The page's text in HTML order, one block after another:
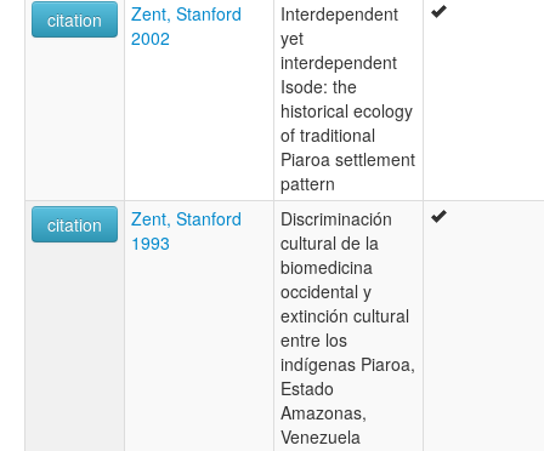
citation
Zent, Stanford
2002
Interdependent
yet
interdependent
Isode: the
historical ecology
of traditional
Piaroa settlement
pattern
citation
Zent, Stanford
1993
Discriminación
cultural de la
biomedicina
occidental y
extinción cultural
entre los
indígenas Piaroa,
Estado
Amazonas,
Venezuela